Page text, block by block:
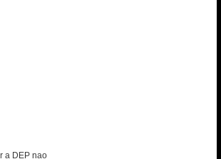
a DEP nao